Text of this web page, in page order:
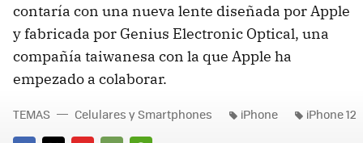
contaría con una nueva lente diseñada por Apple
y fabricada por Genius Electronic Optical, una
compañía taiwanesa con la que Apple ha
empezado a colaborar.
TEMAS Celulares y Smartphones iPhone iPhone 12